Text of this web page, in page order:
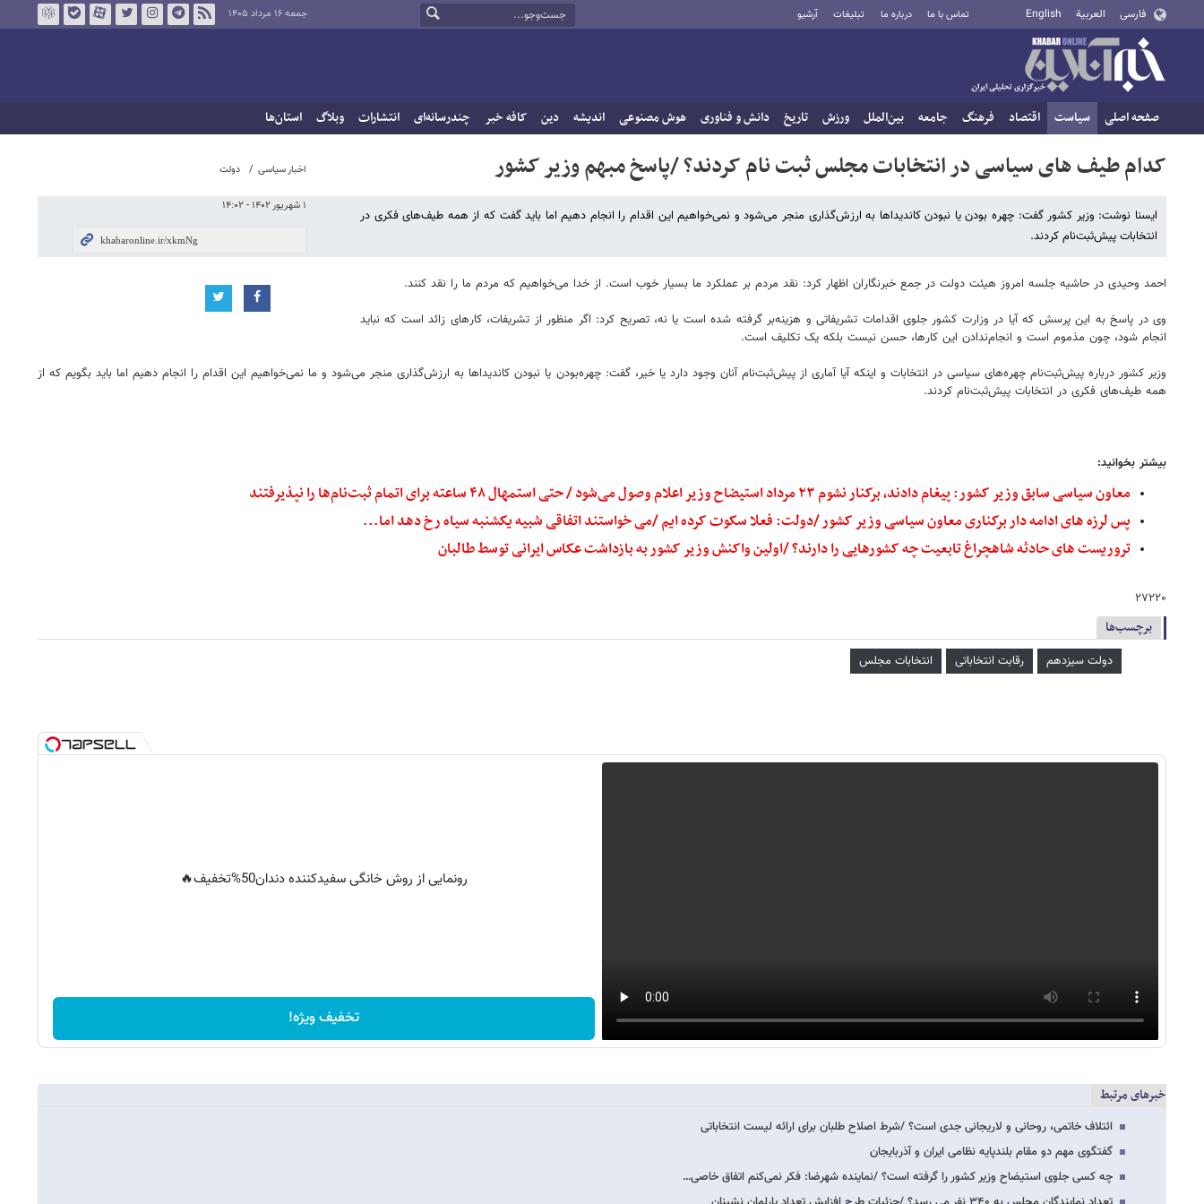
فارسی العربية English تماس با ما درباره ما تبلیغات آرشیو جمعه ۱۶ مرداد ۱۴۰۵
صفحه اصلی سیاست اقتصاد فرهنگ جامعه بین‌الملل ورزش تاریخ دانش و فناوری هوش مصنوعی اندیشه دین کافه خبر چندرسانه‌ای انتشارات وبلاگ استان‌ها
اخبار سیاسی دولت
۱ شهریور ۱۴۰۲ - ۱۴:۰۲
کدام طیف های سیاسی در انتخابات مجلس ثبت نام کردند؟ /پاسخ مبهم وزیر کشور
ایسنا نوشت: وزیر کشور گفت: چهره‌ بودن یا نبودن کاندیداها به ارزش‌گذاری منجر می‌شود و نمی‌خواهیم این اقدام را انجام دهیم اما باید گفت که از همه طیف‌های فکری در
انتخابات پیش‌ثبت‌نام کردند.
احمد وحیدی در حاشیه جلسه امروز هیئت دولت در جمع خبرنگاران اظهار کرد: نقد مردم بر عملکرد ما بسیار خوب است. از خدا می‌خواهیم که مردم ما را نقد کنند.
وی در پاسخ به این پرسش که آیا در وزارت کشور جلوی اقدامات تشریفاتی و هزینه‌بر گرفته شده است یا نه، تصریح کرد: اگر منظور از تشریفات، کارهای زائد است که نباید
انجام شود، چون مذموم است و انجام‌ندادن این کارها، حسن نیست بلکه یک تکلیف است.
وزیر کشور درباره پیش‌ثبت‌نام چهره‌های سیاسی در انتخابات و اینکه آیا آماری از پیش‌ثبت‌نام آنان وجود دارد یا خیر، گفت: چهره‌بودن یا نبودن کاندیداها به ارزش‌گذاری منجر می‌شود و ما نمی‌خواهیم این اقدام را انجام دهیم اما باید بگویم که از
همه طیف‌های فکری در انتخابات پیش‌ثبت‌نام کردند.
بیشتر بخوانید:
معاون سیاسی سابق وزیر کشور: پیغام دادند، برکنار نشوم ۲۳ مرداد استیضاح وزیر اعلام وصول می‌شود / حتی استمهال ۴۸ ساعته برای اتمام ثبت‌نام‌ها را نپذیرفتند
پس لرزه های ادامه دار برکناری معاون سیاسی وزیر کشور /دولت: فعلا سکوت کرده ایم /می خواستند اتفاقی شبیه یکشنبه سیاه رخ دهد اما...
تروریست های حادثه شاهچراغ تابعیت چه کشورهایی را دارند؟ /اولین واکنش وزیر کشور به بازداشت عکاس ایرانی توسط طالبان
۲۷۲۲۰
برچسب‌ها
دولت سیزدهم رقابت انتخاباتی انتخابات مجلس
رونمایی از روش خانگی سفیدکننده دندان50%تخفیف🔥
تخفیف ویژه!
خبرهای مرتبط
ائتلاف خاتمی، روحانی و لاریجانی جدی است؟ /شرط اصلاح طلبان برای ارائه لیست انتخاباتی
گفتگوی مهم دو مقام بلندپایه نظامی ایران و آذربایجان
چه کسی جلوی استیضاح وزیر کشور را گرفته است؟ /نماینده شهرضا: فکر نمی‌کنم اتفاق خاصی…